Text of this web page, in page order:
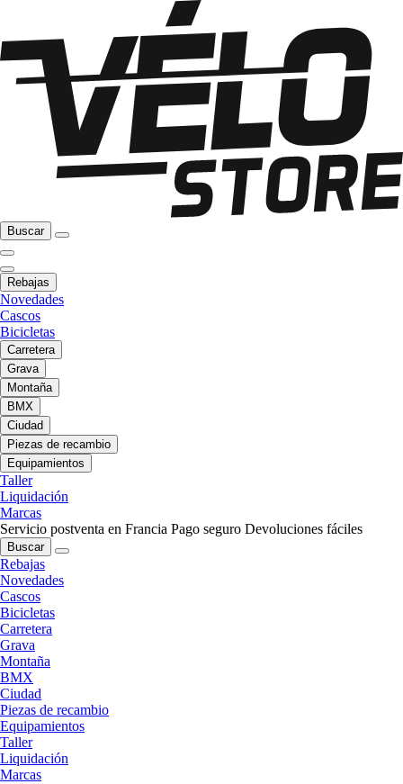
Buscar
Rebajas
Novedades
Cascos
Bicicletas
Carretera
Grava
Montaña
BMX
Ciudad
Piezas de recambio
Equipamientos
Taller
Liquidación
Marcas
Servicio postventa en Francia Pago seguro Devoluciones fáciles
Buscar
Rebajas
Novedades
Cascos
Bicicletas
Carretera
Grava
Montaña
BMX
Ciudad
Piezas de recambio
Equipamientos
Taller
Liquidación
Marcas